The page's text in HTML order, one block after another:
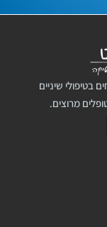
שיניים
מרוצים.